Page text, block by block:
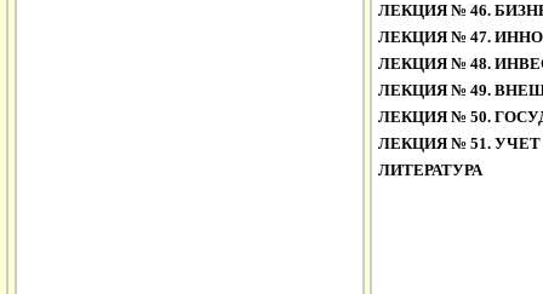
ЛЕКЦИЯ № 46.
ЛЕКЦИЯ № 47.
ЛЕКЦИЯ № 48.
ЛЕКЦИЯ № 49.
ЛЕКЦИЯ № 50.
ЛЕКЦИЯ № 51. УЧЕТ
ЛИТЕРАТУРА